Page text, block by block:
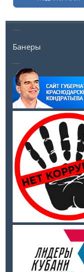
---
Банеры